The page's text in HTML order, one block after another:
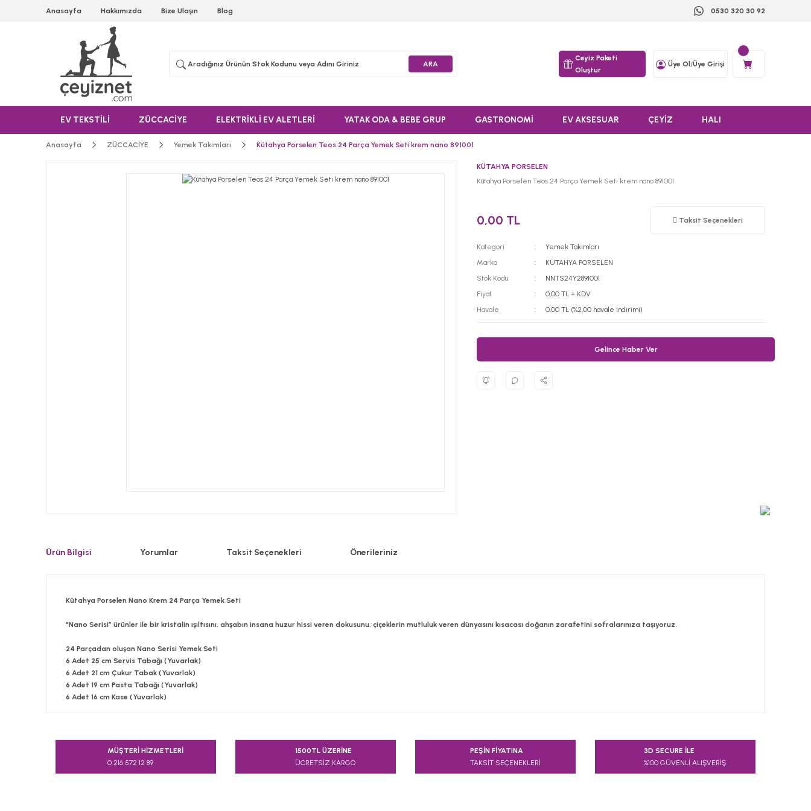
Anasayfa Hakkımızda Bize Ulaşın Blog 0530 320 30 92
ARA
Ceyiz Paketi
Oluştur
Üye Ol /Üye Girişi
EV TEKSTİLİ ZÜCCACİYE ELEKTRİKLİ EV ALETLERİ YATAK ODA & BEBE GRUP GASTRONOMİ EV AKSESUAR ÇEYİZ HALI
Anasayfa ZÜCCACİYE Yemek Takımları Kütahya Porselen Teos 24 Parça Yemek Seti krem nano 891001
KÜTAHYA PORSELEN
Kütahya Porselen Teos 24 Parça Yemek Seti krem nano 891001
0,00 TL Taksit Seçenekleri
Kategori
Yemek Takımları
Marka
KÜTAHYA PORSELEN
Stok Kodu
NNTS24Y2891001
Fiyat
0,00 TL + KDV
Havale
0,00 TL (%2,00 havale indirimi)
Gelince Haber Ver
Ürün Bilgisi Yorumlar Taksit Seçenekleri Önerileriniz
Kütahya Porselen Nano Krem 24 Parça Yemek Seti
"Nano Serisi” ürünler ile bir kristalin ışıltısını, ahşabın insana huzur hissi veren dokusunu, çiçeklerin mutluluk veren dünyasını kısacası doğanın zarafetini sofralarınıza taşıyoruz.
24 Parçadan oluşan Nano Serisi Yemek Seti
6 Adet 25 cm Servis Tabağı (Yuvarlak)
6 Adet 21 cm Çukur Tabak (Yuvarlak)
6 Adet 19 cm Pasta Tabağı (Yuvarlak)
6 Adet 16 cm Kase (Yuvarlak)
Bu ürünün fiyat bilgisi, resim, ürün açıklamalarında ve diğer konularda yetersiz gördüğünüz noktaları öneri formunu kullanarak tarafımıza iletebilirsiniz.
Görüş ve önerileriniz için teşekkür ederiz.
MÜŞTERİ HİZMETLERİ
0 216 572 12 89
1500TL ÜZERİNE
ÜCRETSİZ KARGO
PEŞİN FİYATINA
TAKSİT SEÇENEKLERİ
3D SECURE İLE
%100 GÜVENLİ ALIŞVERİŞ